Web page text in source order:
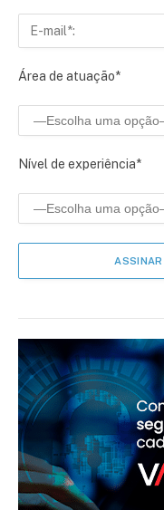
Área de atuação*
Nível de experiência*